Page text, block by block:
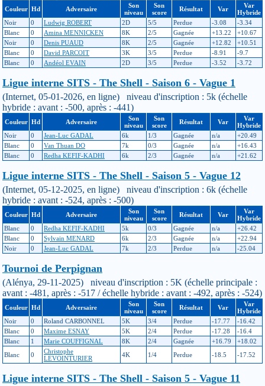
Couleur Hd Adversaire
Son
niveau
Son
score
Résultat Var
Var
Hybride
Noir
0 Ludwig ROBERT 2D 5/5 Perdue -3.08
-3.34
Blanc
0 Amina MENNICKEN 8K 2/5 Gagnée +13.22
+10.67
Noir
0 Denis PUAUD 8K 2/5 Gagnée +12.82
+10.51
Blanc
0 David PARCOIT 3K 3/5 Perdue -8.91
-9.7
Blanc
0 Andéol EVAIN 2D 3/5 Perdue -3.52 -3.72
Ligue interne SITS - The Shell - Saison 6 - Vague 1
(Internet, 05-01-2026, en ligne) niveau d'inscription : 5k (échelle
hybride : avant : -500, après : -441)
Couleur Hd Adversaire
Son
niveau
Son
score
Résultat Var
Var
Hybride
Noir
0 Jean-Luc GADAL 6k 1/3 Gagnée n/a
+20.49
Blanc
0 Van Thuan DO 7k 0/3 Gagnée n/a
+16.43
Blanc
0 Redha KEFIF-KADHI 6k 2/3 Gagnée n/a +21.62
Ligue interne SITS - The Shell - Saison 5 - Vague 12
(Internet, 05-12-2025, en ligne) niveau d'inscription : 6k (échelle
hybride : avant : -524, après : -500)
Couleur Hd Adversaire
Son
niveau
Son
score
Résultat Var
Var
Hybride
Blanc
0 Redha KEFIF-KADHI 5k 0/3 Gagnée n/a
+26.42
Blanc
0 Sylvain MENARD 6k 2/3 Gagnée n/a
+22.94
Noir
0 Jean-Luc GADAL 7k 2/3 Perdue n/a -25.04
Tournoi de Perpignan
(Alénya, 29-11-2025) niveau d'inscription : 5K (échelle principale :
avant : -481, après : -517 / échelle hybride : avant : -492, après : -524)
Couleur Hd Adversaire
Son
niveau
Son
score
Résultat Var
Var
Hybride
Noir
0 Roland CARBONNEL 5K 3/4 Perdue -17.77
-16.42
Blanc
0 Maxime ESNAY 5K 2/4 Perdue -17.28
-16.4
Blanc
1 Marie COUFFIGNAL 8K 2/4 Gagnée +16.79
+18.02
Blanc
0
Christophe
LEVOINTURIER
4K 1/4 Perdue -18.5 -17.52
Ligue interne SITS - The Shell - Saison 5 - Vague 11